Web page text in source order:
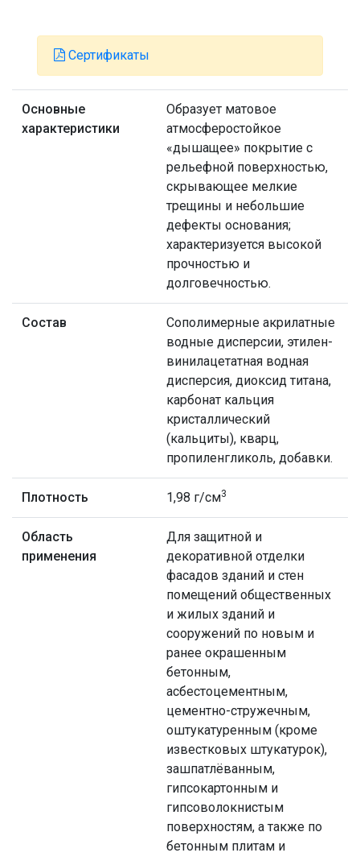
Сертификаты
Основные
характеристики
Образует матовое
атмосферостойкое
«дышащее» покрытие с
рельефной поверхностью,
скрывающее мелкие
трещины и небольшие
дефекты основания;
характеризуется высокой
прочностью и
долговечностью.
Состав
Сополимерные акрилатные
водные дисперсии, этилен-
винилацетатная водная
дисперсия, диоксид титана,
карбонат кальция
кристаллический
(кальциты), кварц,
пропиленгликоль, добавки.
Плотность 1,98 г/см3
Область
применения
Для защитной и
декоративной отделки
фасадов зданий и стен
помещений общественных
и жилых зданий и
сооружений по новым и
ранее окрашенным
бетонным,
асбестоцементным,
цементно-стружечным,
оштукатуренным (кроме
известковых штукатурок),
зашпатлёванным,
гипсокартонным и
гипсоволокнистым
поверхностям, а также по
бетонным плитам и